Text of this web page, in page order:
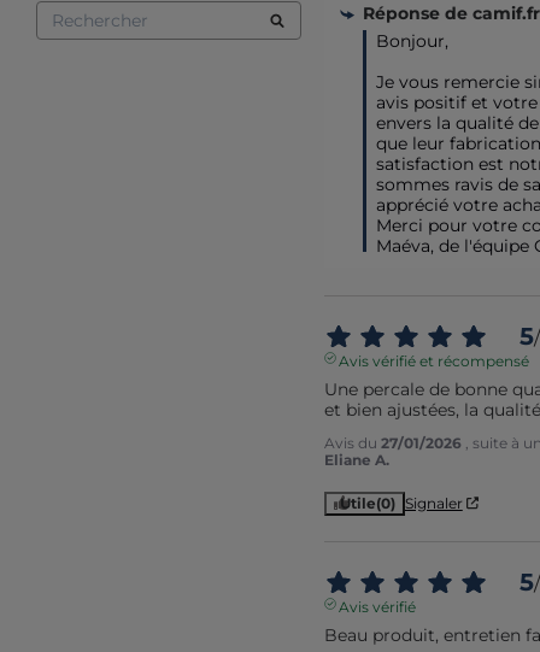
Réponse de camif.fr
Bonjour,
Je vous remercie
avis positif et
envers la qualité
que leur
satisfaction est
sommes ravis de
apprécié votre
Merci pour votre
Maéva, de l'équipe
5/
Avis vérifié et récompensé
Une percale de bonne
et bien ajustées, la
Avis du 27/01/2026
, suite à
Eliane A.
Utile(0) Signaler
5/
Avis vérifié
Beau produit, entretien